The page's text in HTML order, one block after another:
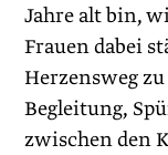
Jahre alt bin,
Frauen dabei
Herzensweg
Begleitung,
zwischen den